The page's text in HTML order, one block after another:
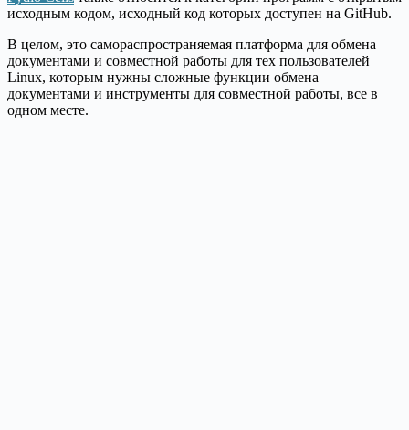
исходным кодом, исходный код которых доступен на GitHub.
В целом, это самораспространяемая платформа для обмена
документами и совместной работы для тех пользователей
Linux, которым нужны сложные функции обмена
документами и инструменты для совместной работы, все в
одном месте.